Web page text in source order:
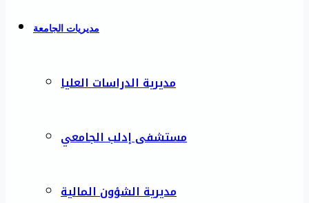
مديريات الجامعة
مديرية الدراسات العليا
مستشفى إدلب الجامعي
مديرية الشؤون المالية